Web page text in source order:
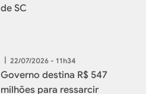
de SC
| 22/07/2026 - 11h34
Governo destina R$ 547
milhões para ressarcir